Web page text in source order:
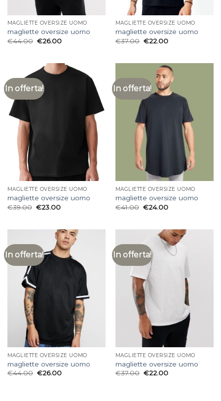
MAGLIETTE OVERSIZE UOMO
magliette oversize uomo
€44.00 €26.00
MAGLIETTE OVERSIZE UOMO
magliette oversize uomo
€37.00 €22.00
In offerta!
MAGLIETTE OVERSIZE UOMO
magliette oversize uomo
€39.00 €23.00
In offerta!
MAGLIETTE OVERSIZE UOMO
magliette oversize uomo
€41.00 €24.00
In offerta!
MAGLIETTE OVERSIZE UOMO
magliette oversize uomo
€44.00 €26.00
In offerta!
MAGLIETTE OVERSIZE UOMO
magliette oversize uomo
€37.00 €22.00